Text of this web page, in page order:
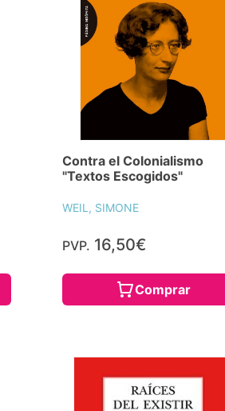
Contra el Colonialismo
"Textos Escogidos"
WEIL, SIMONE
PVP. 16,50€
Comprar